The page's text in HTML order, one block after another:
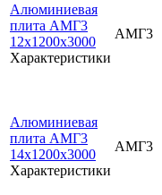
Алюминиевая
плита АМГ3
12х1200х3000
Характеристики
АМГ3
Алюминиевая
плита АМГ3
14х1200х3000
Характеристики
АМГ3